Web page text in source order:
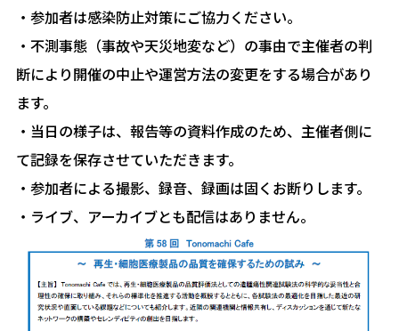
・参加者は感染防止対策にご協力ください。
・不測事態（事故や天災地変など）の事由で主催者の判
断により開催の中止や運営方法の変更をする場合があり
ます。
・当日の様子は、報告等の資料作成のため、主催者側に
て記録を保存させていただきます。
・参加者による撮影、録音、録画は固くお断りします。
・ライブ、アーカイブとも配信はありません。